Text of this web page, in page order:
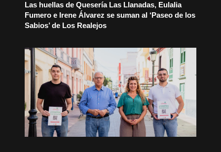
Las huellas de Quesería Las Llanadas, Eulalia
Fumero e Irene Álvarez se suman al ‘Paseo de los
Sabios’ de Los Realejos